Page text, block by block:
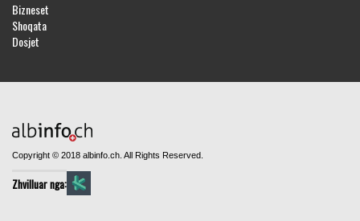
Bizneset
Shoqata
Dosjet
Copyright © 2018 albinfo.ch. All Rights Reserved.
Zhvilluar nga: